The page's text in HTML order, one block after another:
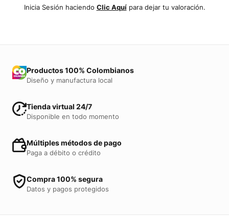
Inicia Sesión haciendo Clic Aquípara dejar tu valoración.
Productos 100% Colombianos
Diseño y manufactura local
Tienda virtual 24/7
Disponible en todo momento
Múltiples métodos de pago
Paga a débito o crédito
Compra 100% segura
Datos y pagos protegidos